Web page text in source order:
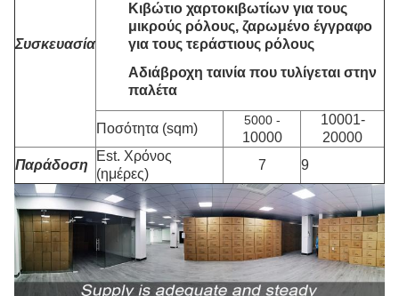
Συσκευασία
Κιβώτιο χαρτοκιβωτίων για τους
μικρούς ρόλους, ζαρωμένο έγγραφο
για τους τεράστιους ρόλους
Αδιάβροχη ταινία που τυλίγεται στην
παλέτα
Ποσότητα (sqm)
5000 -
10000
10001-
20000
Παράδοση
Est. Χρόνος
(ημέρες)
7 9